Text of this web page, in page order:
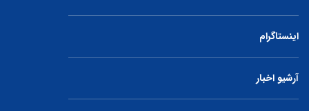
اینستاگرام
آرشیو اخبار